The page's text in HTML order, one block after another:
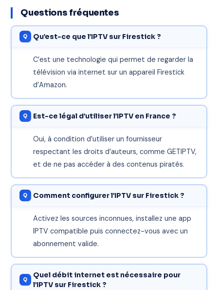
Questions fréquentes
Qu’est-ce que l’IPTV sur Firestick ?
C’est une technologie qui permet de regarder la
télévision via internet sur un appareil Firestick
d’Amazon.
Est-ce légal d’utiliser l’IPTV en France ?
Oui, à condition d’utiliser un fournisseur
respectant les droits d’auteurs, comme GETIPTV,
et de ne pas accéder à des contenus piratés.
Comment configurer l’IPTV sur Firestick ?
Activez les sources inconnues, installez une app
IPTV compatible puis connectez-vous avec un
abonnement valide.
Quel débit internet est nécessaire pour
l’IPTV sur Firestick ?